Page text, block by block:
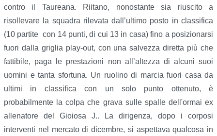
contro il Taureana. Riitano, nonostante sia riuscito a
risollevare la squadra rilevata dall’ultimo posto in classifica
(10 partite con 14 punti, di cui 13 in casa) fino a posizionarsi
fuori dalla griglia play-out, con una salvezza diretta più che
fattibile, paga le prestazioni non all’altezza di alcuni suoi
uomini e tanta sfortuna. Un ruolino di marcia fuori casa da
ultimi in classifica con un solo punto ottenuto, è
probabilmente la colpa che grava sulle spalle dell'ormai ex
allenatore del Gioiosa J.. La dirigenza, dopo i corposi
interventi nel mercato di dicembre, si aspettava qualcosa in